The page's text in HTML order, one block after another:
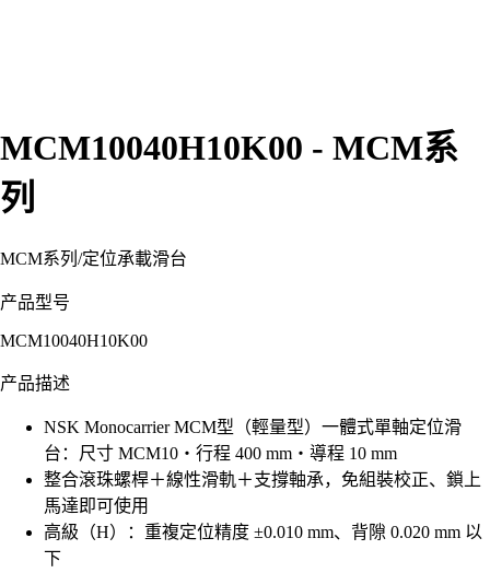
MCM10040H10K00 - MCM系
列
MCM系列 /定位承載滑台
产品型号
MCM10040H10K00
产品描述
NSK Monocarrier MCM型（輕量型）一體式單軸定位滑
台：尺寸 MCM10・行程 400 mm・導程 10 mm
整合滾珠螺桿＋線性滑軌＋支撐軸承，免組裝校正、鎖上
馬達即可使用
高級（H）：重複定位精度 ±0.010 mm、背隙 0.020 mm 以
下